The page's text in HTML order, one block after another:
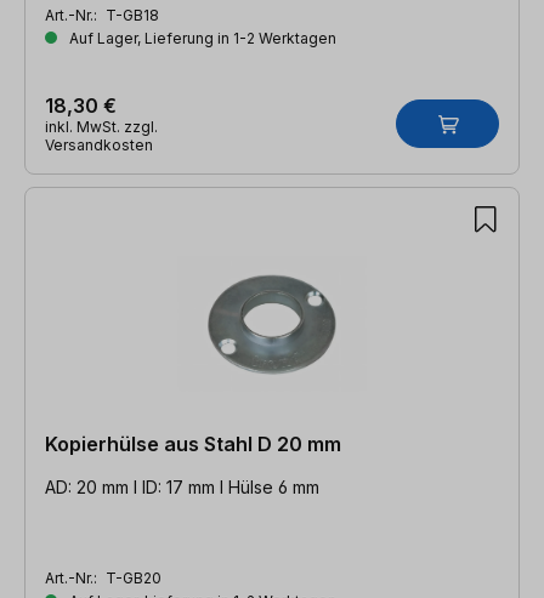
Art.-Nr.: T-GB18
Auf Lager, Lieferung in 1-2 Werktagen
18,30 €
inkl. MwSt. zzgl.
Versandkosten
Kopierhülse aus Stahl D 20 mm
AD: 20 mm l ID: 17 mm l Hülse 6 mm
Art.-Nr.: T-GB20